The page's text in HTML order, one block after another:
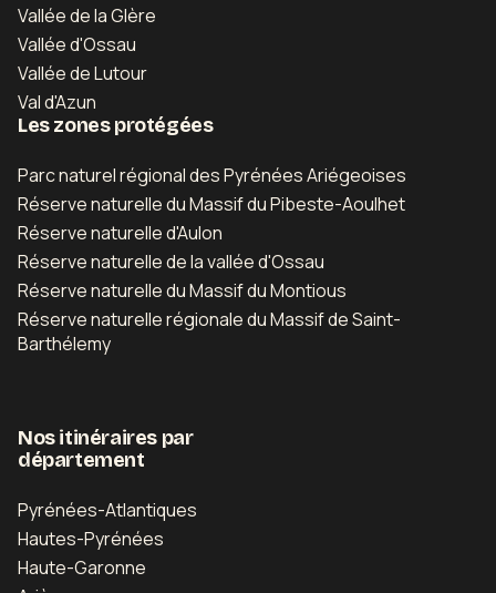
Vallée de la Glère
Vallée d'Ossau
Vallée de Lutour
Val d'Azun
Les zones protégées
Parc naturel régional des Pyrénées Ariégeoises
Réserve naturelle du Massif du Pibeste-Aoulhet
Réserve naturelle d'Aulon
Réserve naturelle de la vallée d'Ossau
Réserve naturelle du Massif du Montious
Réserve naturelle régionale du Massif de Saint-
Barthélemy
Nos itinéraires par
département
Pyrénées-Atlantiques
Hautes-Pyrénées
Haute-Garonne